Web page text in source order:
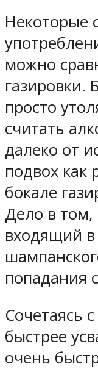
Некоторые
можно
газировки.
просто
считать
далеко от
подвох как
бокале
Дело в том,
входящий в
попадания
Сочетаясь
быстрее
очень